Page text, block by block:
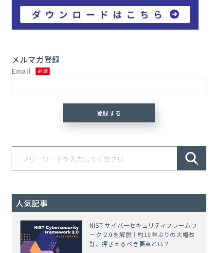
メルマガ登録
Email
人気記事
NIST サイバーセキュリティフレームワ
ーク 2.0を解説｜約10年ぶりの大幅改
訂、押さえるべき要点とは？